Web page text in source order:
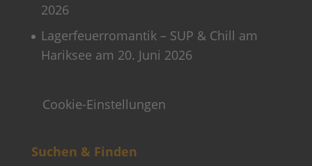
2026
Lagerfeuerromantik – SUP & Chill am
Hariksee am 20. Juni 2026
Cookie-Einstellungen
Suchen & Finden